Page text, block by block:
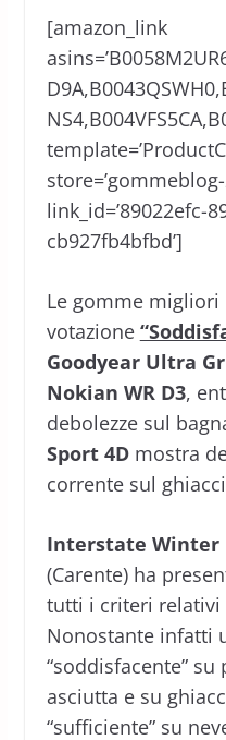
[amazon_link
store=’gommeblog-
link_id=’89022efc-
cb927fb4bfbd’]
Le gomme migliori
votazione
Goodyear Ultra
Nokian WR D3,
debolezze sul
Sport 4Dmostra
corrente sul
Interstate Winter
(Carente) ha
tutti i criteri relativi
Nonostante infatti
“soddisfacente”
asciutta e su
“sufficiente” su